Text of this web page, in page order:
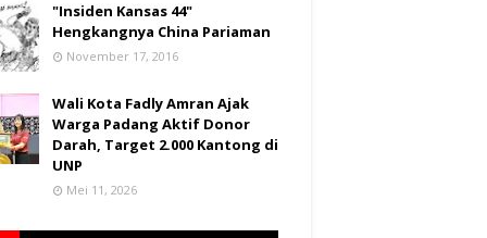
"Insiden Kansas 44"
Hengkangnya China Pariaman
November 17, 2016
Wali Kota Fadly Amran Ajak
Warga Padang Aktif Donor
Darah, Target 2.000 Kantong di
UNP
Mei 11, 2026